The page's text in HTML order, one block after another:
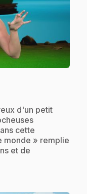
d'un petit
cette
monde » remplie
et de